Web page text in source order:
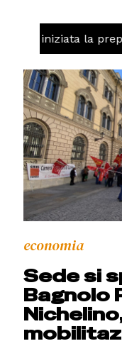
iniziata la
economia
Sede si
Bagnolo